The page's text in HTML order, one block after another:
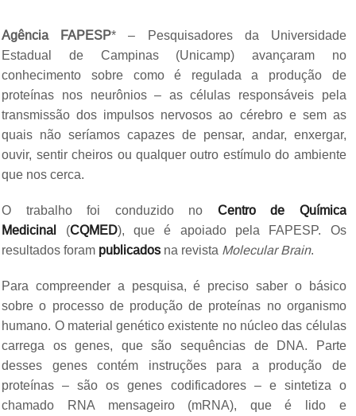
Agência FAPESP* – Pesquisadores da Universidade
Estadual de Campinas (Unicamp) avançaram no
conhecimento sobre como é regulada a produção de
proteínas nos neurônios – as células responsáveis pela
transmissão dos impulsos nervosos ao cérebro e sem as
quais não seríamos capazes de pensar, andar, enxergar,
ouvir, sentir cheiros ou qualquer outro estímulo do ambiente
que nos cerca.
O trabalho foi conduzido no Centro de Química
Medicinal
(CQMED), que é apoiado pela FAPESP. Os
resultados foram publicados na revista Molecular Brain.
Para compreender a pesquisa, é preciso saber o básico
sobre o processo de produção de proteínas no organismo
humano. O material genético existente no núcleo das células
carrega os genes, que são sequências de DNA. Parte
desses genes contém instruções para a produção de
proteínas – são os genes codificadores – e sintetiza o
chamado RNA mensageiro (mRNA), que é lido e